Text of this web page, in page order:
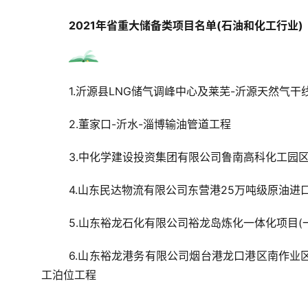
2021年省重大储备类项目名单(石油和化工行业)
1.沂源县LNG储气调峰中心及莱芜-沂源天然气干
2.董家口-沂水-淄博输油管道工程
3.中化学建设投资集团有限公司鲁南高科化工园
4.山东民达物流有限公司东营港25万吨级原油进
5.山东裕龙石化有限公司裕龙岛炼化一体化项目(
6.山东裕龙港务有限公司烟台港龙口港区南作
工泊位工程